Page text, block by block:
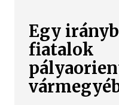
Egy
fiatalok